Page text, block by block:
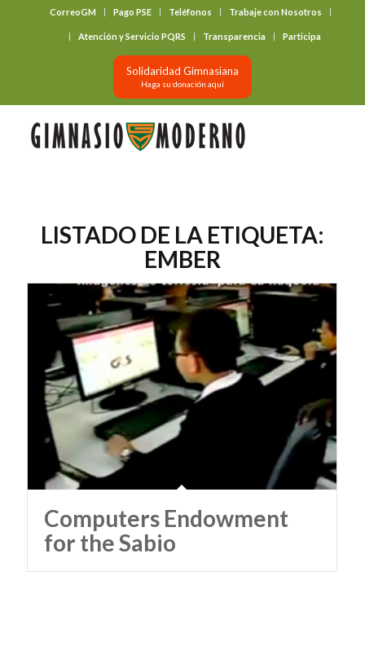
CorreoGM Pago PSE Teléfonos Trabaje con Nosotros
Atención y Servicio PQRS Transparencia Participa
Solidaridad Gimnasiana
Haga su donación aquí
LISTADO DE LA ETIQUETA:
EMBER
Computers Endowment
for the Sabio